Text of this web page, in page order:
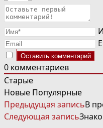
0 комментариев
Старые
Новые Популярные
ЧИТАТЬ
ДАЛЕЕ
СТАТЬИ
Предыдущая записьВ
Следующая запись